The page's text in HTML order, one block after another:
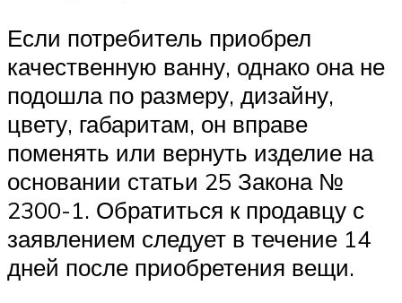
Если потребитель приобрел
качественную ванну, однако она не
подошла по размеру, дизайну,
цвету, габаритам, он вправе
поменять или вернуть изделие на
основании статьи 25 Закона №
2300-1. Обратиться к продавцу с
заявлением следует в течение 14
дней после приобретения вещи.